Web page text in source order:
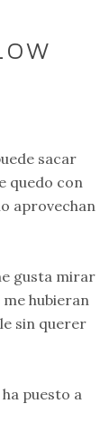
sacar
quedo con
aprovechan
gusta mirar
hubieran
sin querer
puesto a